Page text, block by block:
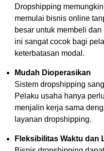
Dropshipping
memulai bisnis online
besar untuk membeli
ini sangat cocok bagi
keterbatasan modal.
Mudah Dioperasikan
Sistem dropshipping
Pelaku usaha hanya
menjalin kerja sama
layanan dropshipping.
Fleksibilitas Waktu dan